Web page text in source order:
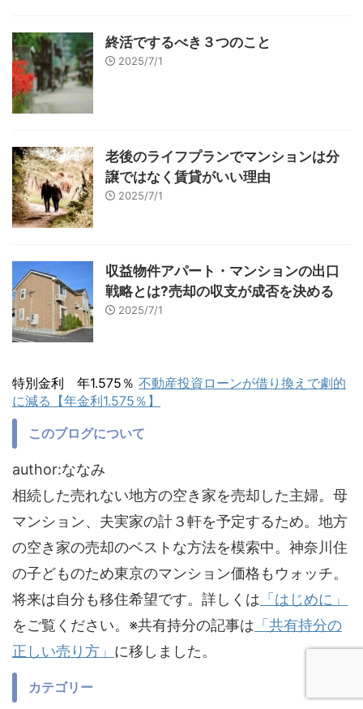
終活でするべき３つのこと
2025/7/1
老後のライフプランでマンションは分
譲ではなく賃貸がいい理由
2025/7/1
収益物件アパート・マンションの出口
戦略とは?売却の収支が成否を決める
2025/7/1
特別金利 年1.575％ 不動産投資ローンが借り換えで劇的
に減る【年金利1.575％】
このブログについて
author:ななみ
相続した売れない地方の空き家を売却した主婦。母
マンション、夫実家の計３軒を予定するため。地方
の空き家の売却のベストな方法を模索中。神奈川住
の子どものため東京のマンション価格もウォッチ。
将来は自分も移住希望です。詳しくは 「はじめに」
をご覧ください。※共有持分の記事は 「共有持分の
正しい売り方」 に移しました。
カテゴリー